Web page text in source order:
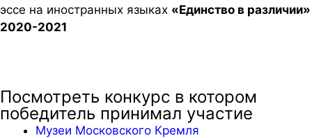
эссе на иностранных языках «Единство в различии»
2020-2021
Посмотреть конкурс в котором
победитель принимал участие
Музеи Московского Кремля